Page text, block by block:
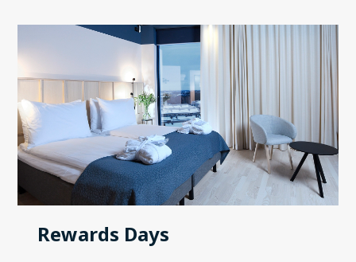
Rewards Days